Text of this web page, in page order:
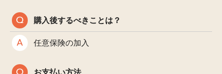
購入後するべきことは？
任意保険の加入
お支払い方法